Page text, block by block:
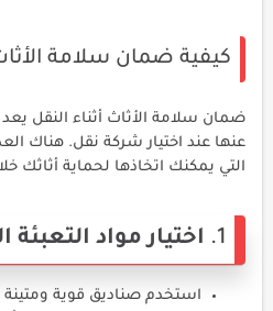
كيفية ضمان سلامة
ضمان سلامة الأثاث أثناء النقل
عنها عند اختيار شركة نقل. هناك
التي يمكنك اتخاذها لحماية أثاثك
1. اختيار مواد التعبئة
استخدم صناديق قوية ومتينة